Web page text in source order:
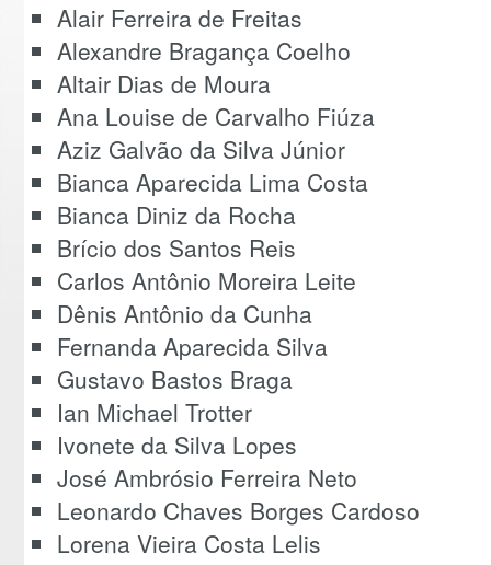
Alair Ferreira de Freitas
Alexandre Bragança Coelho
Altair Dias de Moura
Ana Louise de Carvalho Fiúza
Aziz Galvão da Silva Júnior
Bianca Aparecida Lima Costa
Bianca Diniz da Rocha
Brício dos Santos Reis
Carlos Antônio Moreira Leite
Dênis Antônio da Cunha
Fernanda Aparecida Silva
Gustavo Bastos Braga
Ian Michael Trotter
Ivonete da Silva Lopes
José Ambrósio Ferreira Neto
Leonardo Chaves Borges Cardoso
Lorena Vieira Costa Lelis